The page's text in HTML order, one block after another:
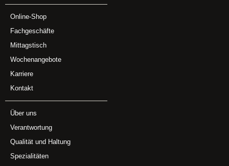
Online-Shop
Fachgeschäfte
Mittagstisch
Wochenangebote
Karriere
Kontakt
Über uns
Verantwortung
Qualität und Haltung
Spezialitäten